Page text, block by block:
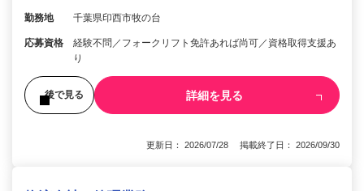
勤務地 千葉県印西市牧の台
応募資格
経験不問／フォークリフト免許あれば尚可／資格取得支援あ
り
後で見る 詳細を見る
更新日： 2026/07/28 掲載終了日： 2026/09/30